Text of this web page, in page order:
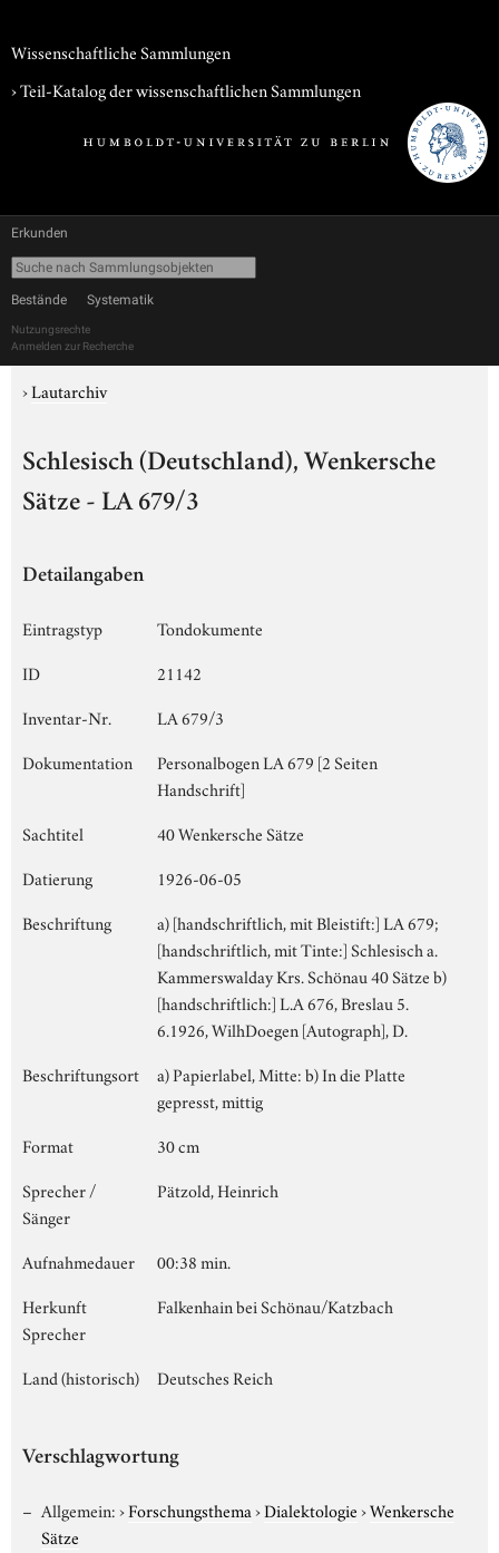
Wissenschaftliche Sammlungen
› Teil-Katalog der wissenschaftlichen Sammlungen
Erkunden
Bestände Systematik
Nutzungsrechte
Anmelden zur Recherche
›Lautarchiv
Schlesisch (Deutschland), Wenkersche
Sätze - LA 679/3
Detailangaben
Eintragstyp
Tondokumente
ID
21142
Inventar-Nr.
LA 679/3
Dokumentation
Personalbogen LA 679 [2 Seiten
Handschrift]
Sachtitel
40 Wenkersche Sätze
Datierung
1926-06-05
Beschriftung
a) [handschriftlich, mit Bleistift:] LA 679;
[handschriftlich, mit Tinte:] Schlesisch a.
Kammerswalday Krs. Schönau 40 Sätze b)
[handschriftlich:] L.A 676, Breslau 5.
6.1926, WilhDoegen [Autograph], D.
Beschriftungsort
a) Papierlabel, Mitte: b) In die Platte
gepresst, mittig
Format
30 cm
Sprecher /
Sänger
Pätzold, Heinrich
Aufnahmedauer
00:38 min.
Herkunft
Sprecher
Falkenhain bei Schönau/Katzbach
Land (historisch) Deutsches Reich
Verschlagwortung
Allgemein:›Forschungsthema›Dialektologie›Wenkersche
Sätze